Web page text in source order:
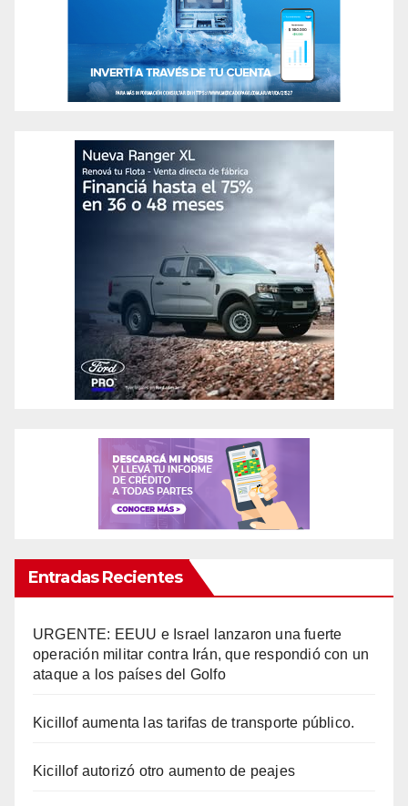
Entradas Recientes
URGENTE: EEUU e Israel lanzaron una fuerte
operación militar contra Irán, que respondió con un
ataque a los países del Golfo
Kicillof aumenta las tarifas de transporte público.
Kicillof autorizó otro aumento de peajes